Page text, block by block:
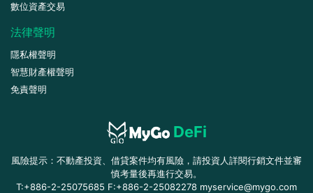
數位資產交易
法律聲明
隱私權聲明
智慧財產權聲明
免責聲明
DeFi
風險提示：不動產投資、借貸案件均有風險，請投資人詳閱行銷文件並審
慎考量後再進行交易。
T:+886-2-25075685 F:+886-2-25082278 myservice@mygo.com